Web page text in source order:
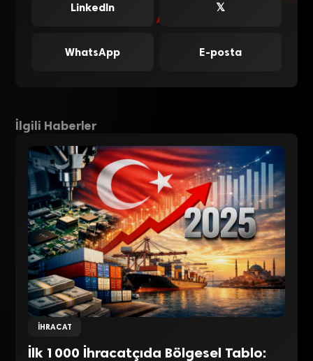
LinkedIn
𝕏
WhatsApp E-posta
İlgili Haberler
İHRACAT
İlk 1000 İhracatçıda Bölgesel Tablo: